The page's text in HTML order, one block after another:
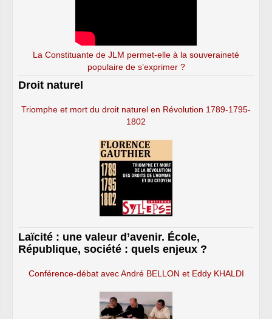
La Constituante de JLM permet-elle à la souveraineté
populaire de s’exprimer ?
Droit naturel
Triomphe et mort du droit naturel en Révolution 1789-1795-
1802
Laïcité : une valeur d’avenir. École,
République, société : quels enjeux ?
Conférence-débat avec André BELLON et Eddy KHALDI